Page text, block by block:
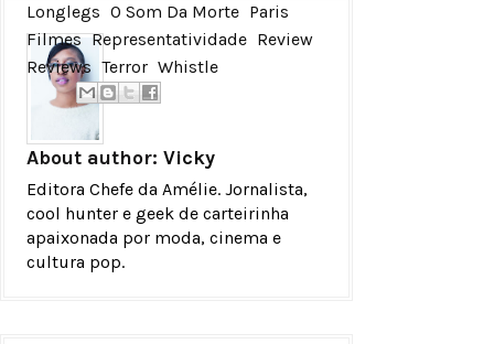
Longlegs O Som Da Morte Paris
Filmes Representatividade Review
Reviews Terror Whistle
About author: Vicky
Editora Chefe da Amélie. Jornalista,
cool hunter e geek de carteirinha
apaixonada por moda, cinema e
cultura pop.